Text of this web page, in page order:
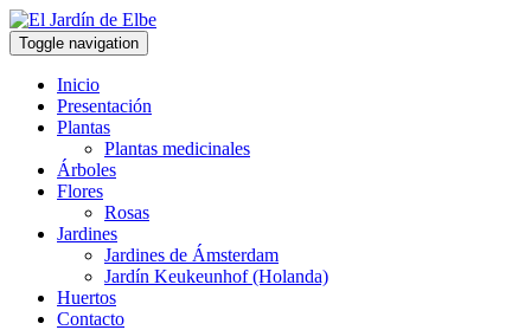
Toggle navigation
Inicio
Presentación
Plantas
Plantas medicinales
Árboles
Flores
Rosas
Jardines
Jardines de Ámsterdam
Jardín Keukeunhof (Holanda)
Huertos
Contacto